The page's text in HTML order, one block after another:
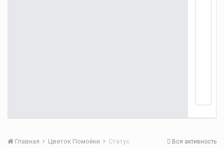
Вся активность
Главная Цветок Помойки Статус